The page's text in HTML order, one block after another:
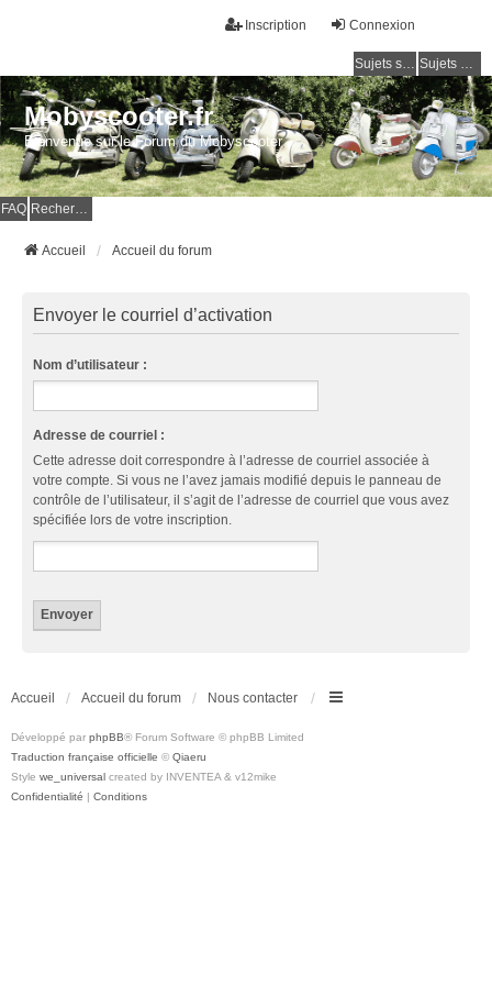
Connexion
Inscription
Sujets sans réponse Sujets actifs
Mobyscooter.fr
Bienvenue sur le Forum du Mobyscooter
FAQ Rechercher
Accueil Accueil du forum
Envoyer le courriel d’activation
Nom d’utilisateur :
Adresse de courriel :
Cette adresse doit correspondre à l’adresse de courriel associée à
votre compte. Si vous ne l’avez jamais modifié depuis le panneau de
contrôle de l’utilisateur, il s’agit de l’adresse de courriel que vous avez
spécifiée lors de votre inscription.
Accueil Accueil du forum Nous contacter
Développé par phpBB® Forum Software © phpBB Limited
Traduction française officielle © Qiaeru
Style we_universal created by INVENTEA & v12mike
Confidentialité | Conditions